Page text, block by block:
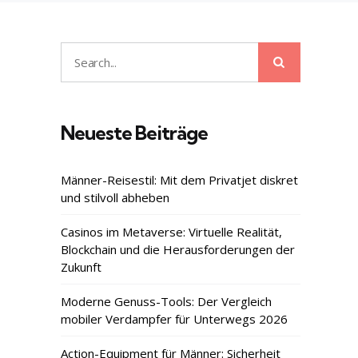
Search
for:
Neueste Beiträge
Männer-Reisestil: Mit dem Privatjet diskret
und stilvoll abheben
Casinos im Metaverse: Virtuelle Realität,
Blockchain und die Herausforderungen der
Zukunft
Moderne Genuss-Tools: Der Vergleich
mobiler Verdampfer für Unterwegs 2026
Action-Equipment für Männer: Sicherheit